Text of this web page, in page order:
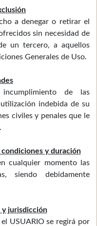
a denegar o retirar el
sin necesidad de
un tercero, a aquellos
Generales de Uso.
de las
indebida de su
civiles y penales que le
y duración
cualquier momento las
siendo debidamente
y jurisdicción
USUARIO se regirá por